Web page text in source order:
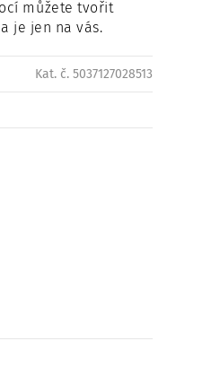
můžete tvořit
je jen na vás.
Kat. č. 5037127028513